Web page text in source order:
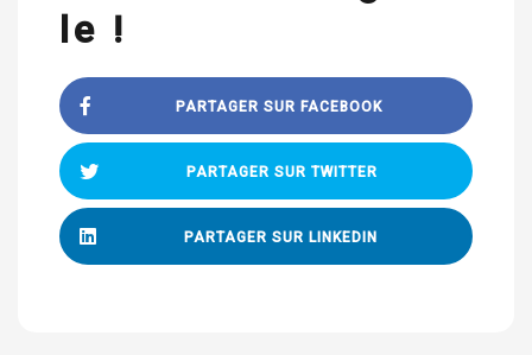
le !
PARTAGER SUR FACEBOOK
PARTAGER SUR TWITTER
PARTAGER SUR LINKEDIN